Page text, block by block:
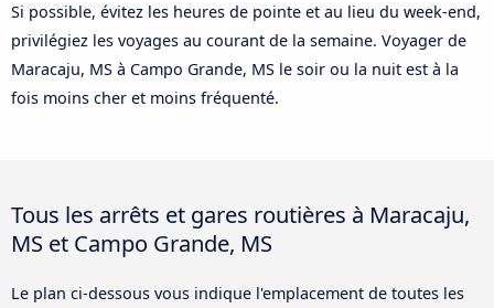
Si possible, évitez les heures de pointe et au lieu du week-end,
privilégiez les voyages au courant de la semaine. Voyager de
Maracaju, MS à Campo Grande, MS le soir ou la nuit est à la
fois moins cher et moins fréquenté.
Tous les arrêts et gares routières à Maracaju,
MS et Campo Grande, MS
Le plan ci-dessous vous indique l'emplacement de toutes les